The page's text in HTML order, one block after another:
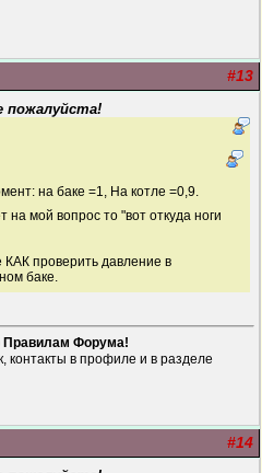
#13
пожалуйста!
на баке =1, На котле =0,9.
на мой вопрос то "вот откуда ноги
КАК проверить давление в
баке.
Правилам Форума!
контакты в профиле и в разделе
#14